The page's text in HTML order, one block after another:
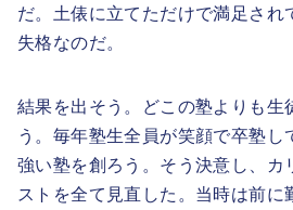
だ。土俵に立てただけで満足され
失格なのだ。
結果を出そう。どこの塾よりも生
う。毎年塾生全員が笑顔で卒塾
強い塾を創ろう。そう決意し、カ
ストを全て見直した。当時は前に